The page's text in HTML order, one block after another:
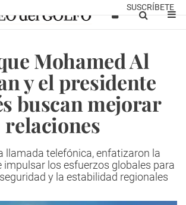
SUSCRÍBETE
Mohamed Al
y el presidente
buscan mejorar
relaciones
llamada telefónica, enfatizaron la
impulsar los esfuerzos globales para
y la estabilidad regionales